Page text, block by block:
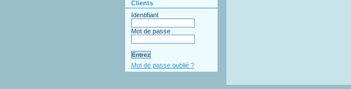
Clients
Identifiant
Mot de passe
Mot de passe oublié ?